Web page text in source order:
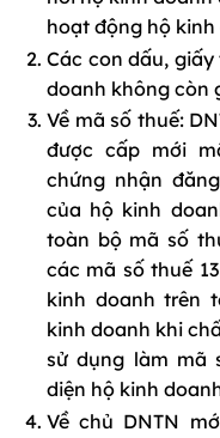
hoạt động hộ kinh
Các con dấu,
doanh không còn
Về mã số thuế:
được cấp mới
chứng nhận
của hộ kinh
toàn bộ mã số
các mã số thuế
kinh doanh trên
kinh doanh khi
sử dụng làm mã
diện hộ kinh
Về chủ DNTN